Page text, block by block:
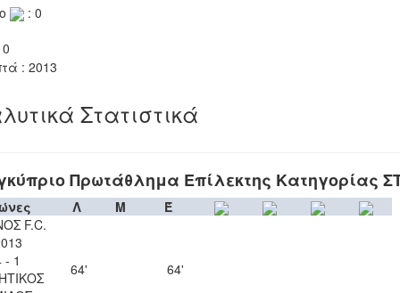
: 0
: 2013
Στατιστικά
Πρωτάθλημα Επίλεκτης Κατηγορίας
Λ Μ
Έ
F.C.
- 1
64' 64'